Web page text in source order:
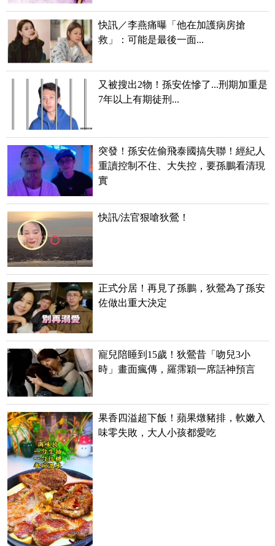
快訊／李燕痛曝「他在加護病房搶
救」：可能是最後一面...
又被搜出2物！孫安佐慘了...刑期加重是
7年以上有期徒刑...
突發！孫安佐偷飛泰國搞失聯！經紀人
重讀控制不住、大失控，要孫鵬看清現
實
快訊/法官狠嗆狄鶯！
正式分居！再見了孫鵬，狄鶯為了孫安
佐做出重大決定
寵兒陪睡到15歲！狄鶯昔「吻兒3小
時」畫面瘋傳，羅霈穎一席話神預言
果香四溢超下飯！蘋果燉豬排，軟嫩入
味零失敗，大人小孩都愛吃